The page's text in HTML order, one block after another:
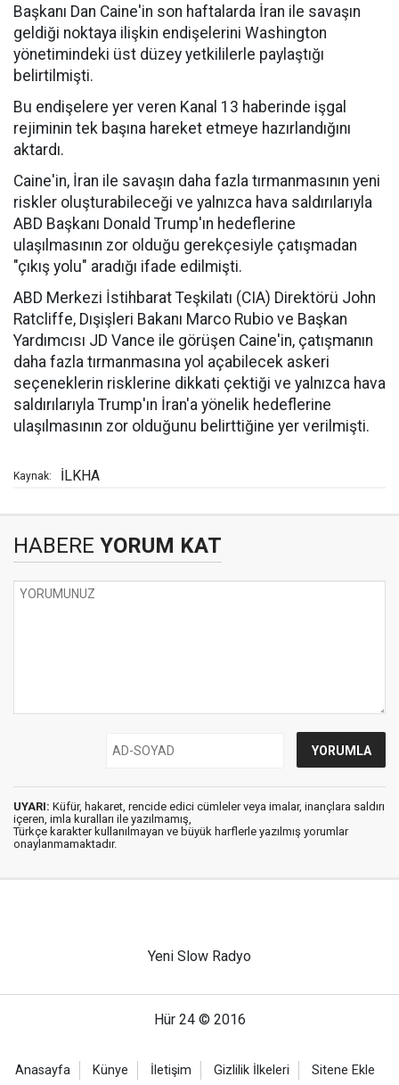
Başkanı Dan Caine'in son haftalarda İran ile savaşın
geldiği noktaya ilişkin endişelerini Washington
yönetimindeki üst düzey yetkililerle paylaştığı
belirtilmişti.
Bu endişelere yer veren Kanal 13 haberinde işgal
rejiminin tek başına hareket etmeye hazırlandığını
aktardı.
Caine'in, İran ile savaşın daha fazla tırmanmasının yeni
riskler oluşturabileceği ve yalnızca hava saldırılarıyla
ABD Başkanı Donald Trump'ın hedeflerine
ulaşılmasının zor olduğu gerekçesiyle çatışmadan
"çıkış yolu" aradığı ifade edilmişti.
ABD Merkezi İstihbarat Teşkilatı (CIA) Direktörü John
Ratcliffe, Dışişleri Bakanı Marco Rubio ve Başkan
Yardımcısı JD Vance ile görüşen Caine'in, çatışmanın
daha fazla tırmanmasına yol açabilecek askeri
seçeneklerin risklerine dikkati çektiği ve yalnızca hava
saldırılarıyla Trump'ın İran'a yönelik hedeflerine
ulaşılmasının zor olduğunu belirttiğine yer verilmişti.
Kaynak: İLKHA
HABERE YORUM KAT
UYARI: Küfür, hakaret, rencide edici cümleler veya imalar, inançlara saldırı
içeren, imla kuralları ile yazılmamış,
Türkçe karakter kullanılmayan ve büyük harflerle yazılmış yorumlar
onaylanmamaktadır.
Yeni Slow Radyo
Hür 24 © 2016
Anasayfa Künye İletişim Gizlilik İlkeleri Sitene Ekle